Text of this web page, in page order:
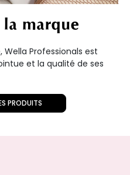
marque
Professionals est
et la qualité de ses
PRODUITS